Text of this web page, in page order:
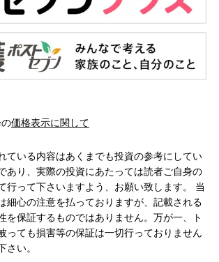
価格表示に関して
ている内容はあくまでも投資の参考にしてい
あり、実際の投資にあたっては読者ご自身の
行って下さいますよう、お願い致します。 当
細心の注意を払っておりますが、記載される
を保証するものではありません。万が一、ト
っても損害等の保証は一切行っておりません
さい。